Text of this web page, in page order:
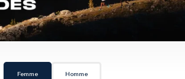
Femme Homme